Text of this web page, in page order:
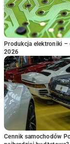
Produkcja elektroniki –
2026
Cennik samochodów